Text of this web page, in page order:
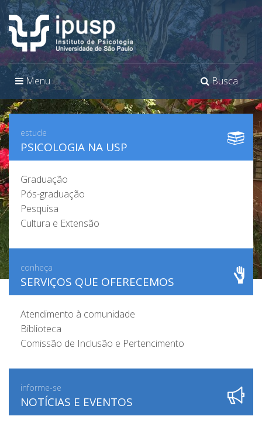
Toggle
navigation
Busca
Toggle
navigation
Menu
estude
PSICOLOGIA NA USP
Graduação
Pós-graduação
Pesquisa
Cultura e Extensão
conheça
SERVIÇOS QUE OFERECEMOS
Atendimento à comunidade
Biblioteca
Comissão de Inclusão e Pertencimento
informe-se
NOTÍCIAS E EVENTOS